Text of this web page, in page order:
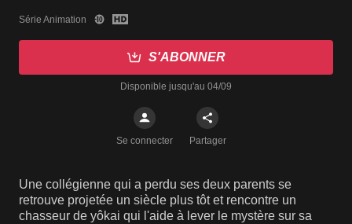
Série Animation
S'ABONNER
Disponible jusqu'au 04/09
Se connecter Partager
Une collégienne qui a perdu ses deux parents se
retrouve projetée un siècle plus tôt et rencontre un
chasseur de yôkai qui l'aide à lever le mystère sur sa